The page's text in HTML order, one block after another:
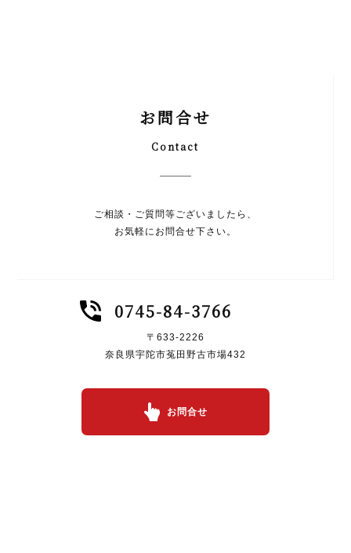
お問合せ
Contact
ご相談・ご質問等ございましたら、
お気軽にお問合せ下さい。
0745-84-3766
〒633-2226
奈良県宇陀市菟田野古市場432
お問合せ